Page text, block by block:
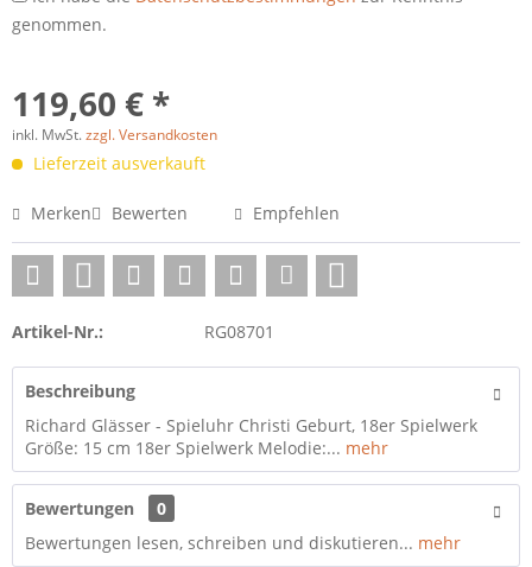
genommen.
119,60 € *
inkl. MwSt.zzgl. Versandkosten
Lieferzeit ausverkauft
Merken Bewerten Empfehlen
Artikel-Nr.: RG08701
Beschreibung
Richard Glässer - Spieluhr Christi Geburt, 18er Spielwerk
Größe: 15 cm 18er Spielwerk Melodie:... mehr
Bewertungen
0
Bewertungen lesen, schreiben und diskutieren... mehr